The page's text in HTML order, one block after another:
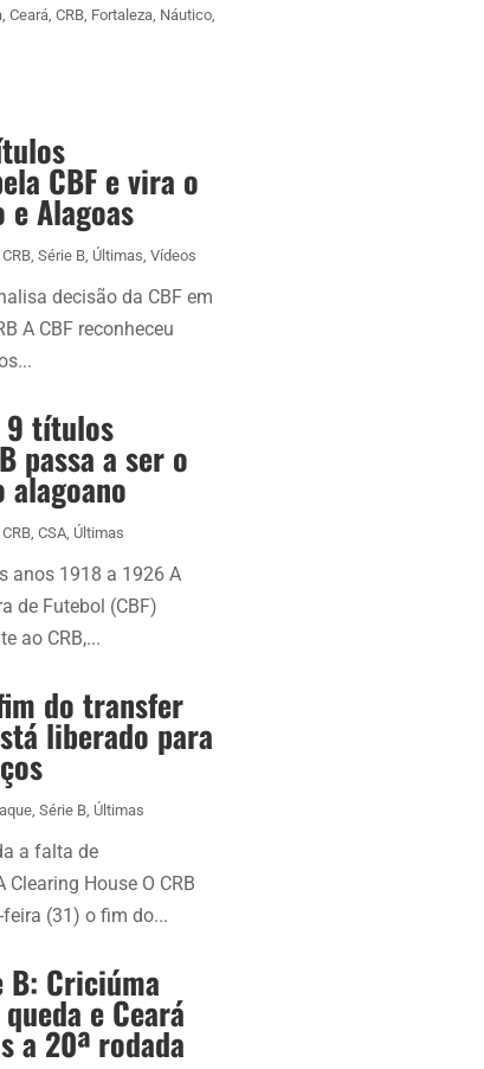
, Ceará, CRB, Fortaleza, Náutico,
CBF e vira o
e Alagoas
CRB, Série B, Últimas, Vídeos
decisão da CBF em
A CBF reconheceu
9 títulos
passa a ser o
alagoano
CRB, CSA, Últimas
anos 1918 a 1926 A
de Futebol (CBF)
ao CRB,...
do transfer
liberado para
, Série B, Últimas
a falta de
House O CRB
(31) o fim do...
B: Criciúma
e Ceará
a 20ª rodada